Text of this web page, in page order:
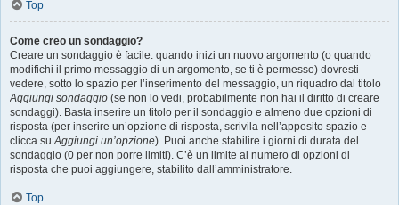
Top
Come creo un sondaggio?
Creare un sondaggio è facile: quando inizi un nuovo argomento (o quando
modifichi il primo messaggio di un argomento, se ti è permesso) dovresti
vedere, sotto lo spazio per l’inserimento del messaggio, un riquadro dal titolo
Aggiungi sondaggio (se non lo vedi, probabilmente non hai il diritto di creare
sondaggi). Basta inserire un titolo per il sondaggio e almeno due opzioni di
risposta (per inserire un’opzione di risposta, scrivila nell’apposito spazio e
clicca suAggiungi un’opzione). Puoi anche stabilire i giorni di durata del
sondaggio (0 per non porre limiti). C’è un limite al numero di opzioni di
risposta che puoi aggiungere, stabilito dall’amministratore.
Top